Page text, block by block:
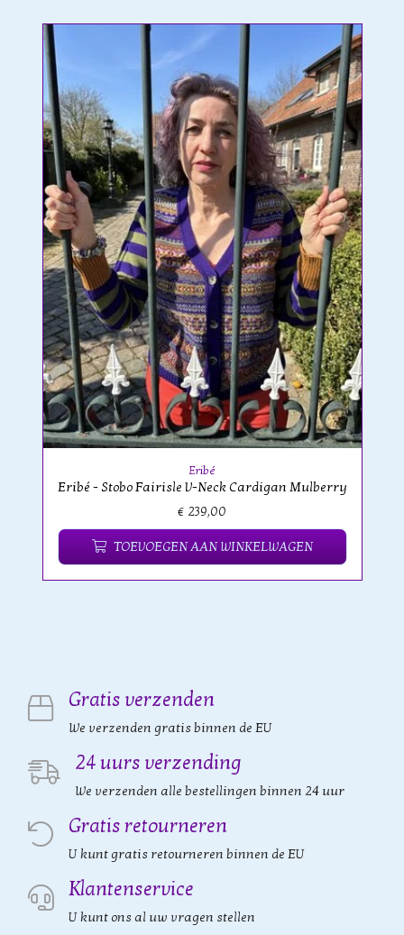
Eribé
Eribé - Stobo Fairisle V-Neck Cardigan Mulberry
€ 239,00
TOEVOEGEN AAN WINKELWAGEN
Gratis verzenden
We verzenden gratis binnen de EU
24 uurs verzending
We verzenden alle bestellingen binnen 24 uur
Gratis retourneren
U kunt gratis retourneren binnen de EU
Klantenservice
U kunt ons al uw vragen stellen